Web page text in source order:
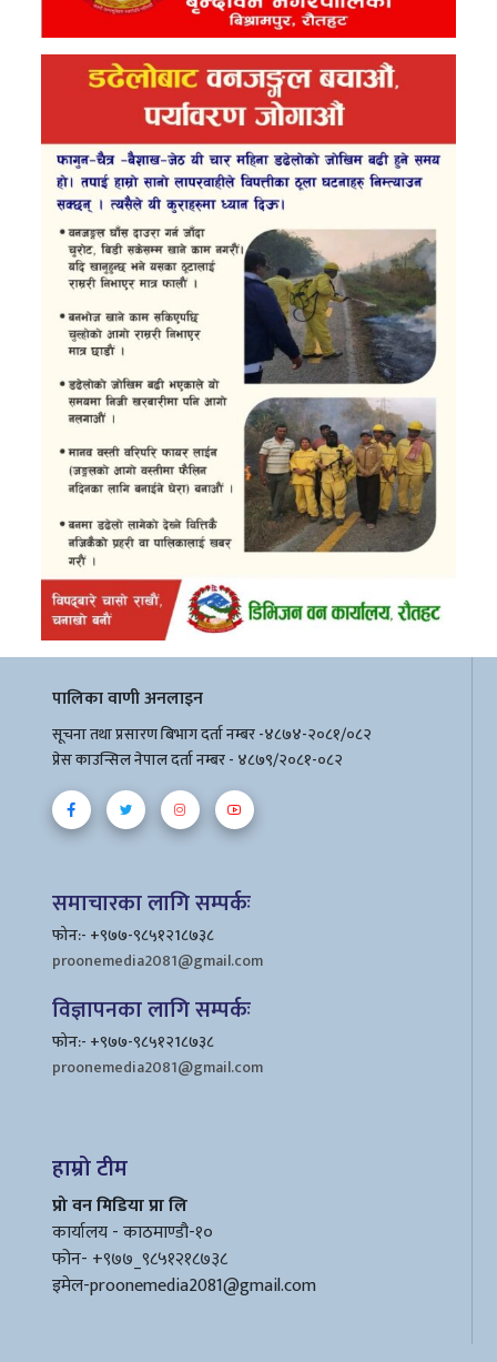
पालिका वाणी अनलाइन
सूचना तथा प्रसारण बिभाग दर्ता नम्बर -४८७४-२०८१/०८२
प्रेस काउन्सिल नेपाल दर्ता नम्बर - ४८७९/२०८१-०८२
समाचारका लागि सम्पर्कः
फोन:- +९७७-९८५१२1८७३८
proonemedia2081@gmail.com
विज्ञापनका लागि सम्पर्कः
फोन:- +९७७-९८५१२1८७३८
proonemedia2081@gmail.com
हाम्रो टीम
प्रो वन मिडिया प्रा लि
कार्यालय - काठमाण्डौ-१०
फोन- +९७७_९८५१२१८७३८
इमेल-proonemedia2081@gmail.com